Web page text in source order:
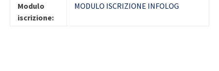
Modulo
iscrizione:
MODULO ISCRIZIONE INFOLOG